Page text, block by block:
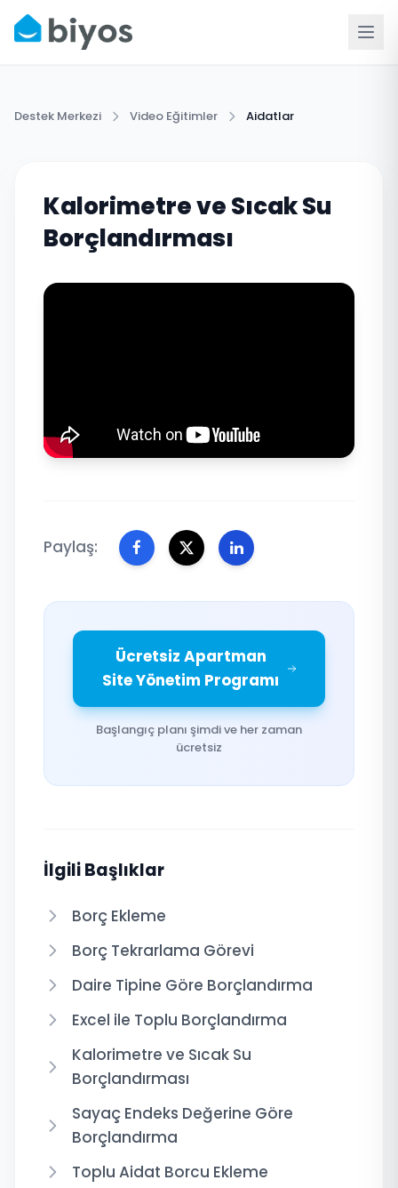
Destek Merkezi Video Eğitimler Aidatlar
Kalorimetre ve Sıcak Su
Borçlandırması
Paylaş:
Ücretsiz Apartman
Site Yönetim Programı
Başlangıç planı şimdi ve her zaman
ücretsiz
İlgili Başlıklar
Borç Ekleme
Borç Tekrarlama Görevi
Daire Tipine Göre Borçlandırma
Excel ile Toplu Borçlandırma
Kalorimetre ve Sıcak Su
Borçlandırması
Sayaç Endeks Değerine Göre
Borçlandırma
Toplu Aidat Borcu Ekleme